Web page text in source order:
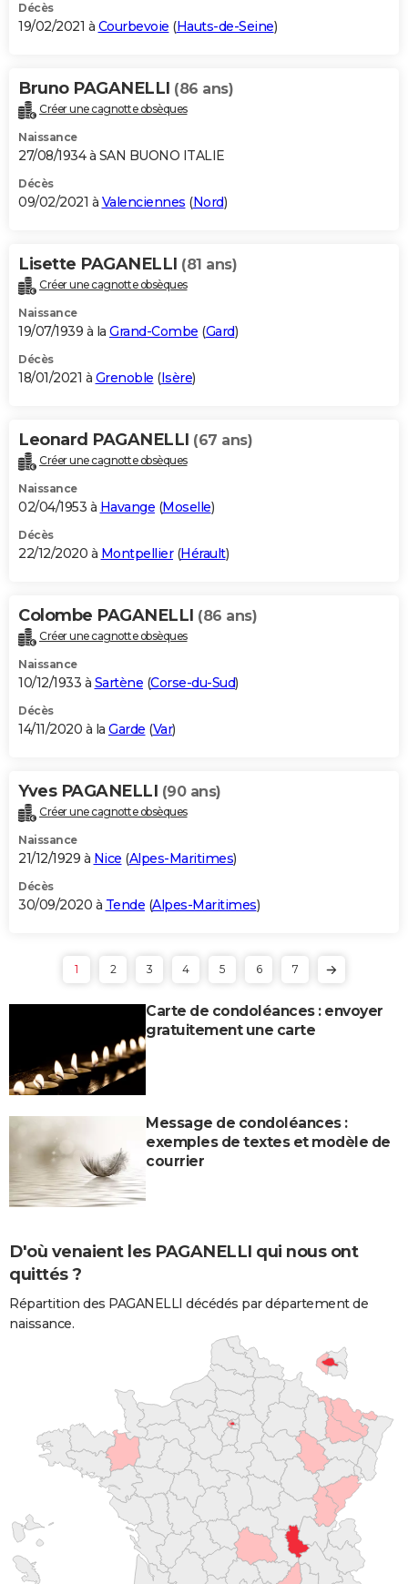
Décès
19/02/2021 à Courbevoie (Hauts-de-Seine)
Bruno PAGANELLI (86 ans)
Créer une cagnotte obsèques
Naissance
27/08/1934 à SAN BUONO ITALIE
Décès
09/02/2021 à Valenciennes (Nord)
Lisette PAGANELLI (81 ans)
Créer une cagnotte obsèques
Naissance
19/07/1939 à la Grand-Combe (Gard)
Décès
18/01/2021 à Grenoble (Isère)
Leonard PAGANELLI (67 ans)
Créer une cagnotte obsèques
Naissance
02/04/1953 à Havange (Moselle)
Décès
22/12/2020 à Montpellier(Hérault)
Colombe PAGANELLI (86 ans)
Créer une cagnotte obsèques
Naissance
10/12/1933 à Sartène (Corse-du-Sud)
Décès
14/11/2020 à la Garde (Var)
Yves PAGANELLI (90 ans)
Créer une cagnotte obsèques
Naissance
21/12/1929 à Nice (Alpes-Maritimes)
Décès
30/09/2020 à Tende (Alpes-Maritimes)
1 2 3 4 5 6 7
Carte de condoléances : envoyer
gratuitement une carte
Message de condoléances :
exemples de textes et modèle de
courrier
D'où venaient les PAGANELLI qui nous ont
quittés ?
Répartition des PAGANELLI décédés par département de
naissance.